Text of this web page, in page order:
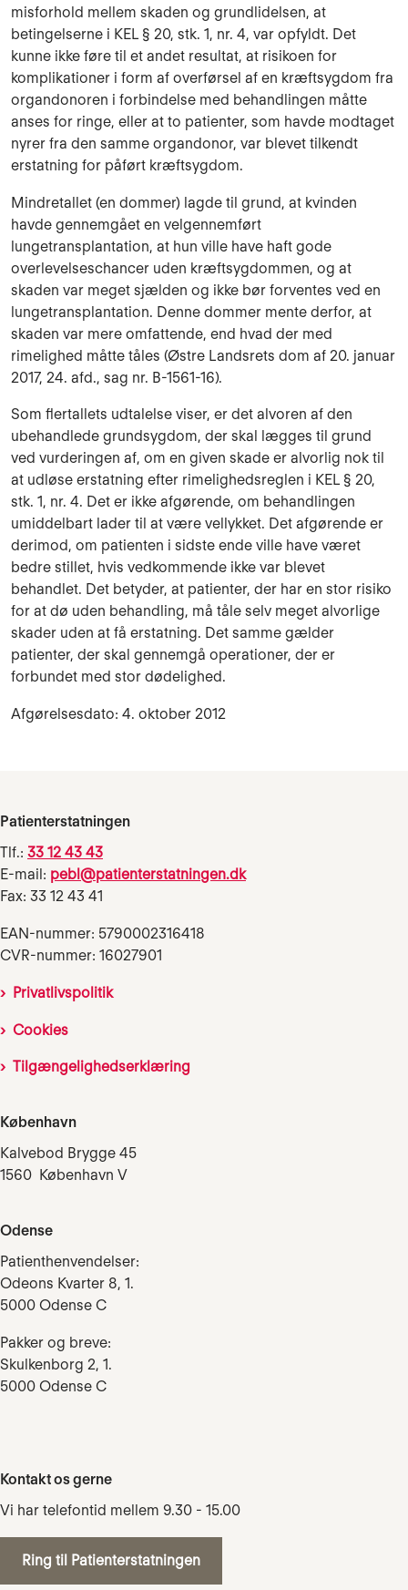
misforhold mellem skaden og grundlidelsen, at
betingelserne i KEL § 20, stk. 1, nr. 4, var opfyldt. Det
kunne ikke føre til et andet resultat, at risikoen for
komplikationer i form af overførsel af en kræftsygdom fra
organdonoren i forbindelse med behandlingen måtte
anses for ringe, eller at to patienter, som havde modtaget
nyrer fra den samme organdonor, var blevet tilkendt
erstatning for påført kræftsygdom.
Mindretallet (en dommer) lagde til grund, at kvinden
havde gennemgået en velgennemført
lungetransplantation, at hun ville have haft gode
overlevelseschancer uden kræftsygdommen, og at
skaden var meget sjælden og ikke bør forventes ved en
lungetransplantation. Denne dommer mente derfor, at
skaden var mere omfattende, end hvad der med
rimelighed måtte tåles (Østre Landsrets dom af 20. januar
2017, 24. afd., sag nr. B-1561-16).
Som flertallets udtalelse viser, er det alvoren af den
ubehandlede grundsygdom, der skal lægges til grund
ved vurderingen af, om en given skade er alvorlig nok til
at udløse erstatning efter rimelighedsreglen i KEL § 20,
stk. 1, nr. 4. Det er ikke afgørende, om behandlingen
umiddelbart lader til at være vellykket. Det afgørende er
derimod, om patienten i sidste ende ville have været
bedre stillet, hvis vedkommende ikke var blevet
behandlet. Det betyder, at patienter, der har en stor risiko
for at dø uden behandling, må tåle selv meget alvorlige
skader uden at få erstatning. Det samme gælder
patienter, der skal gennemgå operationer, der er
forbundet med stor dødelighed.
Afgørelsesdato: 4. oktober 2012
Patienterstatningen
Tlf.: 33 12 43 43
E-mail: pebl@patienterstatningen.dk
Fax: 33 12 43 41
EAN-nummer: 5790002316418
CVR-nummer: 16027901
Privatlivspolitik
Cookies
Tilgængelighedserklæring
København
Kalvebod Brygge 45
1560 København V
Odense
Patienthenvendelser:
Odeons Kvarter 8, 1.
5000 Odense C
Pakker og breve:
Skulkenborg 2, 1.
5000 Odense C
Kontakt os gerne
Vi har telefontid mellem 9.30 - 15.00
Ring til Patienterstatningen